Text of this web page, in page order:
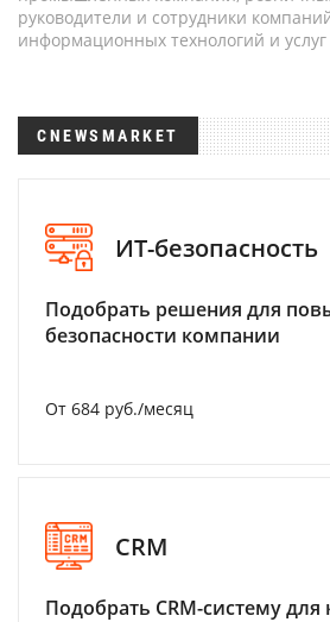
руководители и сотрудники
информационных технологий и услуг
CNEWSMARKET
ИТ-безопасность
Подобрать решения для
безопасности компании
От 684 руб./месяц
CRM
Подобрать CRM-систему